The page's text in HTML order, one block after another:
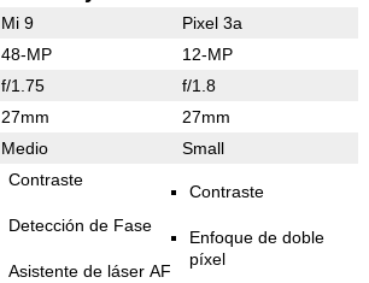
Mi 9 Pixel 3a
48-MP 12-MP
f/1.75 f/1.8
27mm 27mm
Medio Small
Contraste
Detección de Fase
Asistente de láser AF
Contraste
Enfoque de doble
píxel